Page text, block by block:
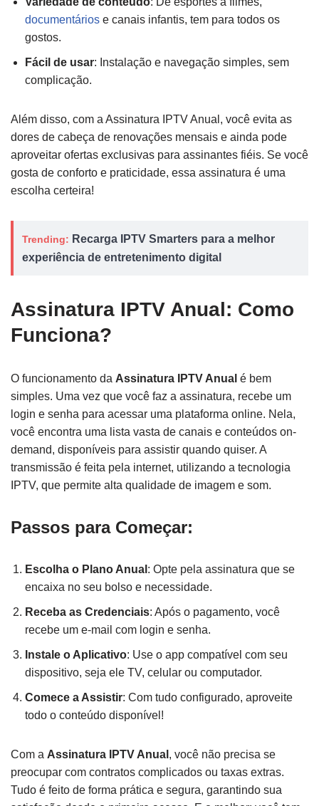
documentários e canais infantis, tem para todos os
gostos.
Fácil de usar: Instalação e navegação simples, sem
complicação.
Além disso, com a Assinatura IPTV Anual, você evita as
dores de cabeça de renovações mensais e ainda pode
aproveitar ofertas exclusivas para assinantes fiéis. Se você
gosta de conforto e praticidade, essa assinatura é uma
escolha certeira!
Trending: Recarga IPTV Smarters para a melhor
experiência de entretenimento digital
Assinatura IPTV Anual: Como
Funciona?
O funcionamento da Assinatura IPTV Anual é bem
simples. Uma vez que você faz a assinatura, recebe um
login e senha para acessar uma plataforma online. Nela,
você encontra uma lista vasta de canais e conteúdos on-
demand, disponíveis para assistir quando quiser. A
transmissão é feita pela internet, utilizando a tecnologia
IPTV, que permite alta qualidade de imagem e som.
Passos para Começar:
Escolha o Plano Anual : Opte pela assinatura que se
encaixa no seu bolso e necessidade.
Receba as Credenciais: Após o pagamento, você
recebe um e-mail com login e senha.
Instale o Aplicativo: Use o app compatível com seu
dispositivo, seja ele TV, celular ou computador.
Comece a Assistir: Com tudo configurado, aproveite
todo o conteúdo disponível!
Com a Assinatura IPTV Anual , você não precisa se
preocupar com contratos complicados ou taxas extras.
Tudo é feito de forma prática e segura, garantindo sua